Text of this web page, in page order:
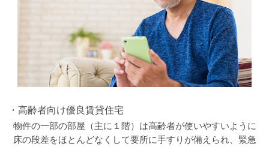
・高齢者向け優良賃貸住宅
物件の一部の部屋（主に１階）は高齢者が使いやすいように
床の段差をほとんどなくして要所に手すりが備えられ、緊急